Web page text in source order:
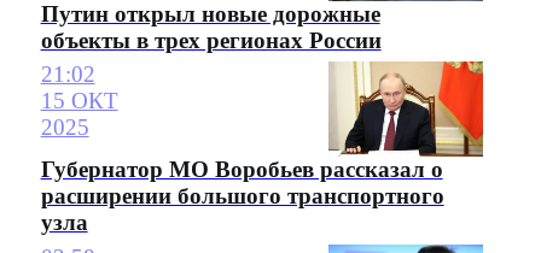
Путин открыл новые дорожные
объекты в трех регионах России
21:02
15 ОКТ
2025
Губернатор МО Воробьев рассказал о
расширении большого транспортного
узла